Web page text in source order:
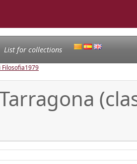
List for collections
Filosofia1979